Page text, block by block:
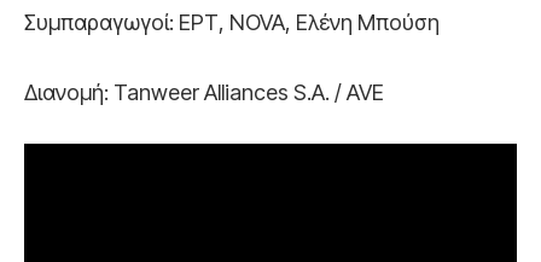
Συμπαραγωγοί: ΕΡΤ, NOVA, Ελένη Μπούση
Διανομή: Tanweer Alliances S.A. / AVE